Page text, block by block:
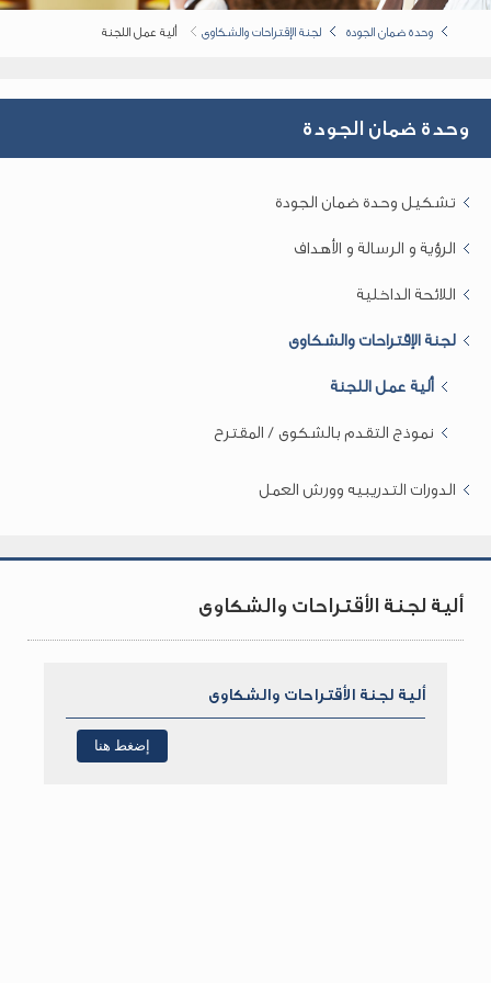
وحدة ضمان الجودة لجنة الإقتراحات والشكاوى ألية عمل اللجنة
وحدة ضمان الجودة
تشكيل وحدة ضمان الجودة
الرؤية و الرسالة و الأهداف
اللائحة الداخلية
لجنة الإقتراحات والشكاوى
ألية عمل اللجنة
نموذج التقدم بالشكوى / المقترح
الدورات التدريبيه وورش العمل
ألية لجنة الأقتراحات والشكاوى
ألية لجنة الأقتراحات والشكاوى
إضغط هنا